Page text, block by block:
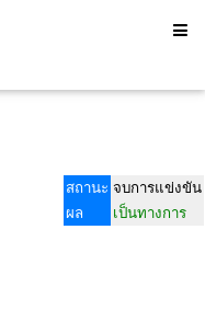
สถานะ จบการแข่งขัน
ผล
เป็นทางการ